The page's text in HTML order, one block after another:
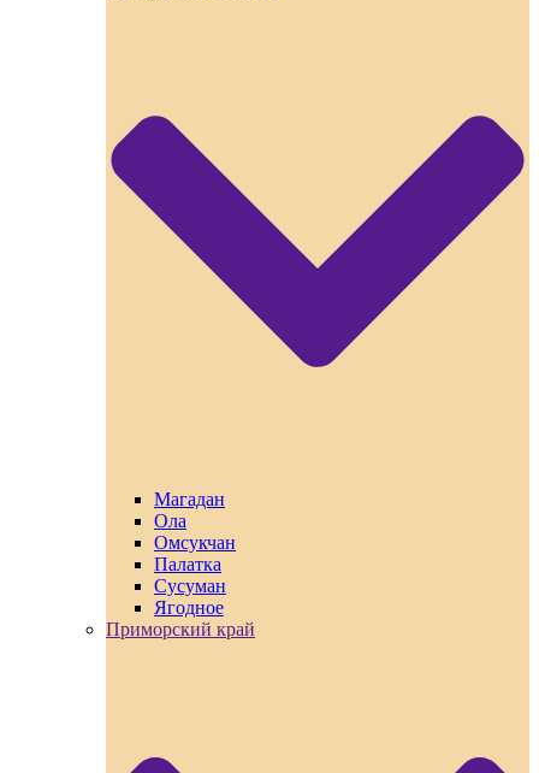
Магадан
Ола
Омсукчан
Палатка
Сусуман
Ягодное
Приморский край